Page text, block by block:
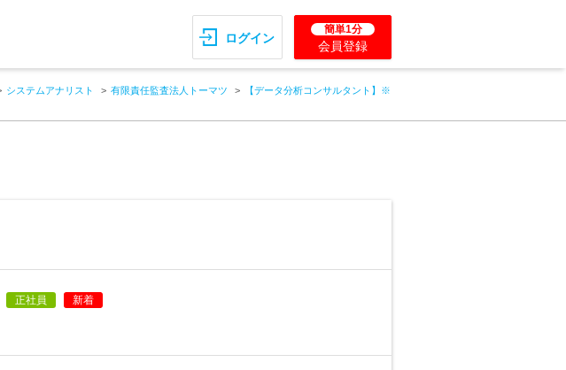
ログイン
簡単1分
会員登録
システムアナリスト 有限責任監査法人トーマツ
【データ分析コンサルタント】※
正社員 新着